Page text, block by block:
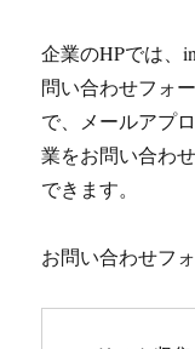
企業のHPでは、
問い合わせフォ
で、メールアプ
業をお問い合わ
できます。
お問い合わせフ